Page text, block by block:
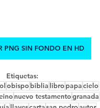
PNG SIN FONDO EN HD
Etiquetas:
obispo biblia libro papacielo
nuevo testamentogranada